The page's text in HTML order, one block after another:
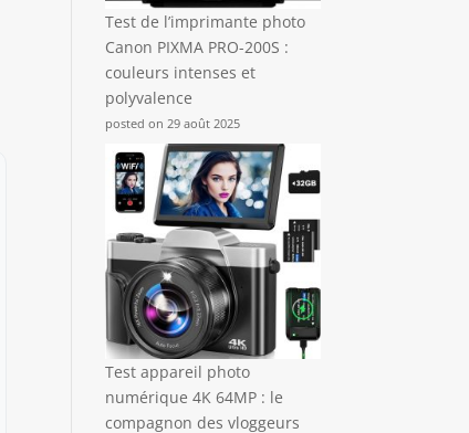
Test de l’imprimante photo
Canon PIXMA PRO-200S :
couleurs intenses et
polyvalence
posted on 29 août 2025
Test appareil photo
numérique 4K 64MP : le
compagnon des vloggeurs